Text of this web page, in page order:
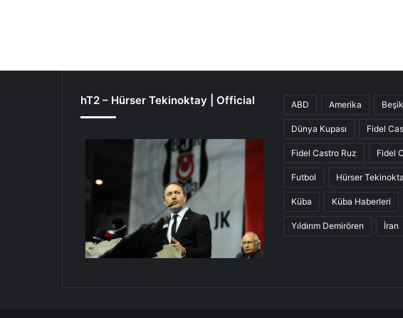
hT2 – Hürser Tekinoktay | Official ABD Amerika
Dünya Kupası Fidel
Fidel Castro Ruz Fidel
Futbol Hürser
Küba Küba Haberleri
Yıldırım Demirören İran